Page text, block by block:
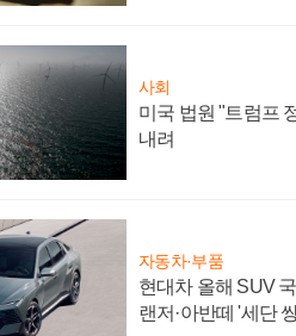
사회
미국 법원 "트럼프
내려
자동차·부품
현대차 올해 SUV
랜저·아반떼 '세단